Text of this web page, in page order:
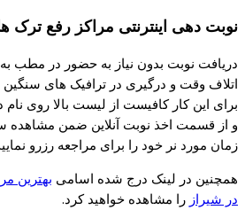
نوبت دهی اینترنتی مراکز رفع ترک
دریافت نوبت بدون نیاز به حضور در مطب
اتلاف وقت و درگیری در ترافیک های سنگین
برای این کار کافیست از لیست بالا روی
و از قسمت اخذ نوبت آنلاین ضمن مشاهده
زمان مورد نر خود را برای مراجعه رزرو
همچنین در لینک درج شده اسامی بهترین
در شیراز را مشاهده خواهید کرد.